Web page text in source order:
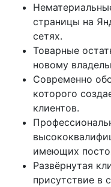
страницы на
сетях.
Товарные
новому
Современно
которого
клиентов.
имеющих
Развёрнутая
присутствие в